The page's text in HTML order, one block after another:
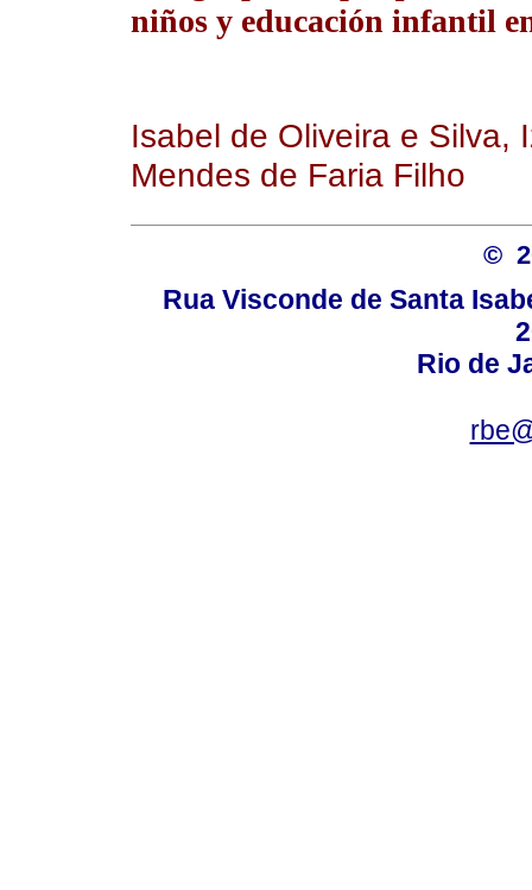
niños y educación infantil
Isabel de Oliveira e Silva,
Mendes de Faria Filho
©
Rua Visconde de Santa
Rio de